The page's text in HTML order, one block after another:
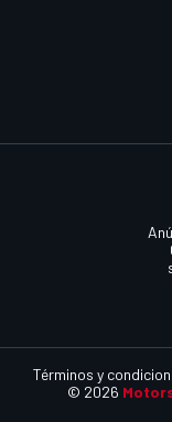
© 2026
Términos y